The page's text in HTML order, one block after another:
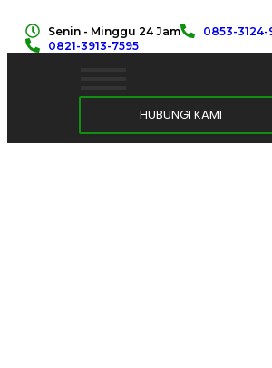
Senin - Minggu 24 Jam 0853-
0821-3913-7595
HUBUNGI KAMI